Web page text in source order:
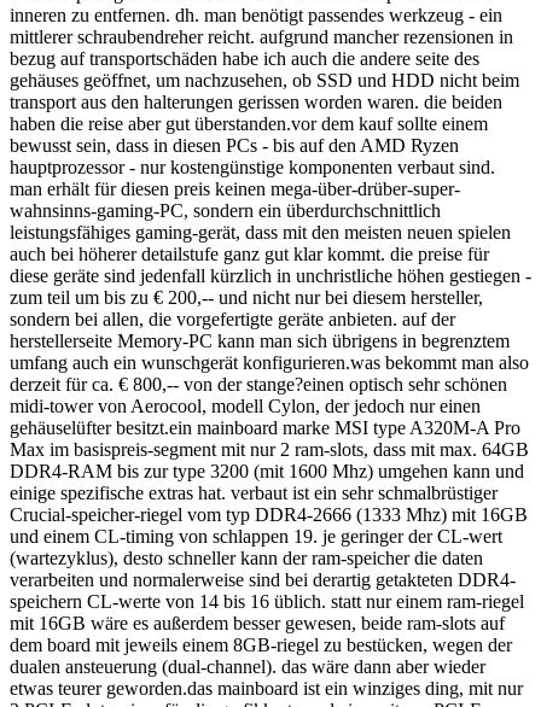
inneren zu entfernen. dh. man benötigt passendes werkzeug - ein
mittlerer schraubendreher reicht. aufgrund mancher rezensionen in
bezug auf transportschäden habe ich auch die andere seite des
gehäuses geöffnet, um nachzusehen, ob SSD und HDD nicht beim
transport aus den halterungen gerissen worden waren. die beiden
haben die reise aber gut überstanden.vor dem kauf sollte einem
bewusst sein, dass in diesen PCs - bis auf den AMD Ryzen
hauptprozessor - nur kostengünstige komponenten verbaut sind.
man erhält für diesen preis keinen mega-über-drüber-super-
wahnsinns-gaming-PC, sondern ein überdurchschnittlich
leistungsfähiges gaming-gerät, dass mit den meisten neuen spielen
auch bei höherer detailstufe ganz gut klar kommt. die preise für
diese geräte sind jedenfall kürzlich in unchristliche höhen gestiegen -
zum teil um bis zu € 200,-- und nicht nur bei diesem hersteller,
sondern bei allen, die vorgefertigte geräte anbieten. auf der
herstellerseite Memory-PC kann man sich übrigens in begrenztem
umfang auch ein wunschgerät konfigurieren.was bekommt man also
derzeit für ca. € 800,-- von der stange?einen optisch sehr schönen
midi-tower von Aerocool, modell Cylon, der jedoch nur einen
gehäuselüfter besitzt.ein mainboard marke MSI type A320M-A Pro
Max im basispreis-segment mit nur 2 ram-slots, dass mit max. 64GB
DDR4-RAM bis zur type 3200 (mit 1600 Mhz) umgehen kann und
einige spezifische extras hat. verbaut ist ein sehr schmalbrüstiger
Crucial-speicher-riegel vom typ DDR4-2666 (1333 Mhz) mit 16GB
und einem CL-timing von schlappen 19. je geringer der CL-wert
(wartezyklus), desto schneller kann der ram-speicher die daten
verarbeiten und normalerweise sind bei derartig getakteten DDR4-
speichern CL-werte von 14 bis 16 üblich. statt nur einem ram-riegel
mit 16GB wäre es außerdem besser gewesen, beide ram-slots auf
dem board mit jeweils einem 8GB-riegel zu bestücken, wegen der
dualen ansteuerung (dual-channel). das wäre dann aber wieder
etwas teurer geworden.das mainboard ist ein winziges ding, mit nur